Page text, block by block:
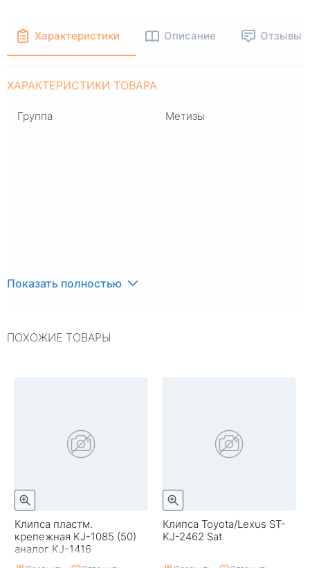
Характеристики Описание Отзывы
ХАРАКТЕРИСТИКИ ТОВАРА
Группа Метизы
Показать полностью
ПОХОЖИЕ ТОВАРЫ
Клипса пластм.
крепежная KJ-1085 (50)
аналог KJ-1416
Клипса Toyota/Lexus ST-
KJ-2462 Sat